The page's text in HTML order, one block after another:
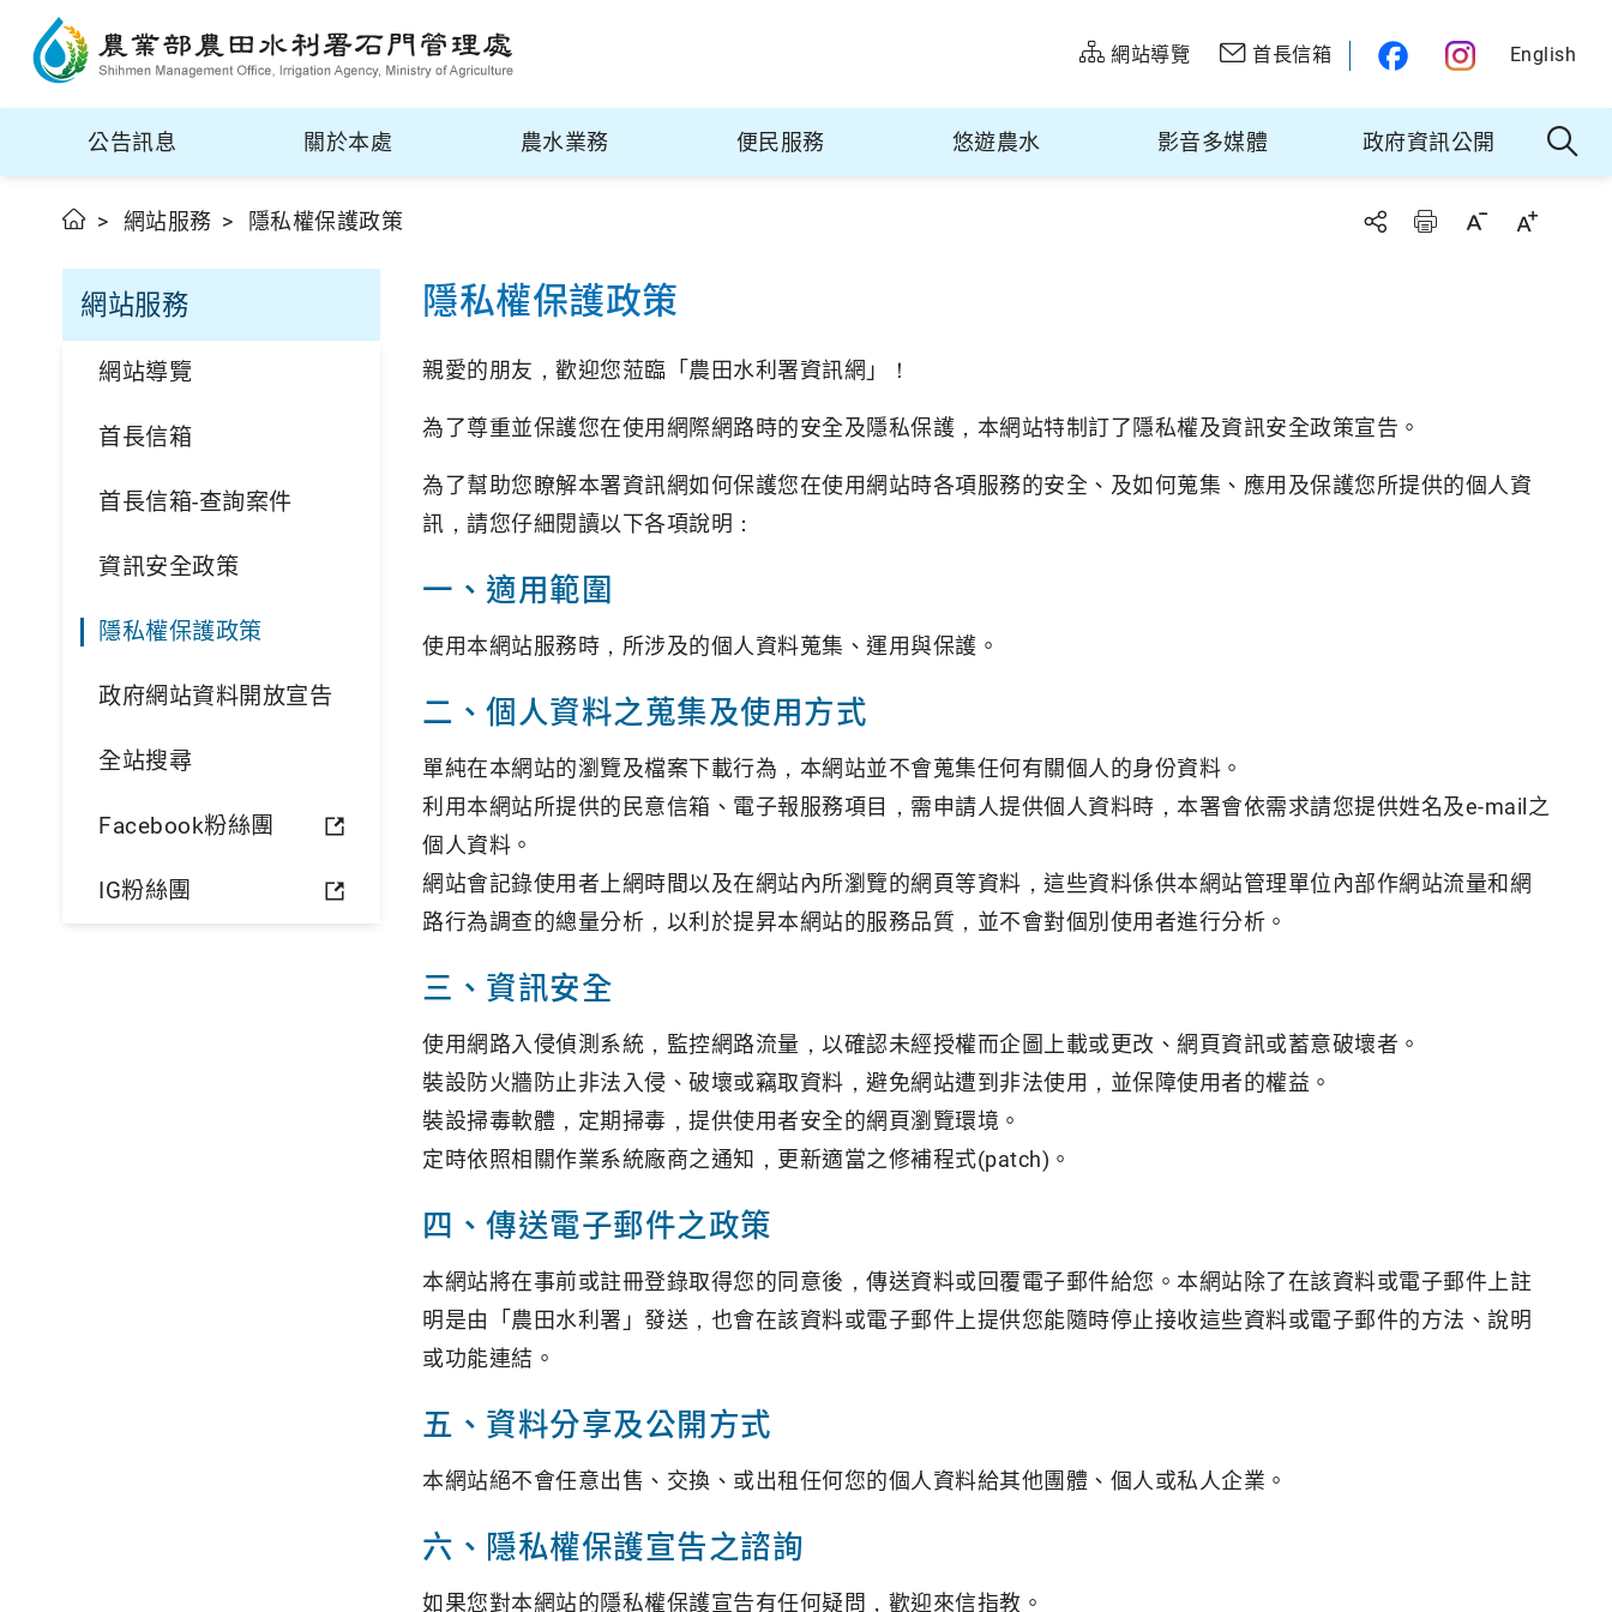
網站導覽 首長信箱 English
公告訊息 關於本處 農水業務 便民服務 悠遊農水 影音多媒體 政府資訊公開
網站服務 隱私權保護政策
網站服務
網站導覽
首長信箱
首長信箱-查詢案件
資訊安全政策
隱私權保護政策
政府網站資料開放宣告
全站搜尋
Facebook粉絲團
IG粉絲團
隱私權保護政策
親愛的朋友，歡迎您蒞臨「農田水利署資訊網」！
為了尊重並保護您在使用網際網路時的安全及隱私保護，本網站特制訂了隱私權及資訊安全政策宣告。
為了幫助您瞭解本署資訊網如何保護您在使用網站時各項服務的安全、及如何蒐集、應用及保護您所提供的個人資
訊，請您仔細閱讀以下各項說明：
一、適用範圍
使用本網站服務時，所涉及的個人資料蒐集、運用與保護。
二、個人資料之蒐集及使用方式
單純在本網站的瀏覽及檔案下載行為，本網站並不會蒐集任何有關個人的身份資料。
利用本網站所提供的民意信箱、電子報服務項目，需申請人提供個人資料時，本署會依需求請您提供姓名及e-mail之
個人資料。
網站會記錄使用者上網時間以及在網站內所瀏覽的網頁等資料，這些資料係供本網站管理單位內部作網站流量和網
路行為調查的總量分析，以利於提昇本網站的服務品質，並不會對個別使用者進行分析。
三、資訊安全
使用網路入侵偵測系統，監控網路流量，以確認未經授權而企圖上載或更改、網頁資訊或蓄意破壞者。
裝設防火牆防止非法入侵、破壞或竊取資料，避免網站遭到非法使用，並保障使用者的權益。
裝設掃毒軟體，定期掃毒，提供使用者安全的網頁瀏覽環境。
定時依照相關作業系統廠商之通知，更新適當之修補程式(patch)。
四、傳送電子郵件之政策
本網站將在事前或註冊登錄取得您的同意後，傳送資料或回覆電子郵件給您。本網站除了在該資料或電子郵件上註
明是由「農田水利署」發送，也會在該資料或電子郵件上提供您能隨時停止接收這些資料或電子郵件的方法、說明
或功能連結。
五、資料分享及公開方式
本網站絕不會任意出售、交換、或出租任何您的個人資料給其他團體、個人或私人企業。
六、隱私權保護宣告之諮詢
如果您對本網站的隱私權保護宣告有任何疑問，歡迎來信指教。